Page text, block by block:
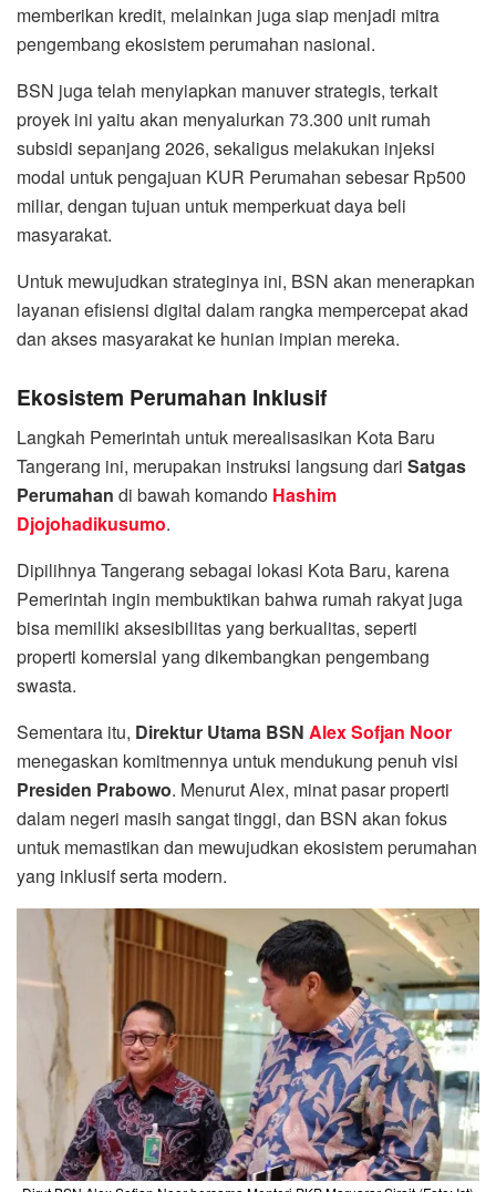
memberikan kredit, melainkan juga siap menjadi mitra
pengembang ekosistem perumahan nasional.
BSN juga telah menyiapkan manuver strategis, terkait
proyek ini yaitu akan menyalurkan 73.300 unit rumah
subsidi sepanjang 2026, sekaligus melakukan injeksi
modal untuk pengajuan KUR Perumahan sebesar Rp500
miliar, dengan tujuan untuk memperkuat daya beli
masyarakat.
Untuk mewujudkan strateginya ini, BSN akan menerapkan
layanan efisiensi digital dalam rangka mempercepat akad
dan akses masyarakat ke hunian impian mereka.
Ekosistem Perumahan Inklusif
Langkah Pemerintah untuk merealisasikan Kota Baru
Tangerang ini, merupakan instruksi langsung dari Satgas
Perumahan di bawah komando Hashim
Djojohadikusumo.
Dipilihnya Tangerang sebagai lokasi Kota Baru, karena
Pemerintah ingin membuktikan bahwa rumah rakyat juga
bisa memiliki aksesibilitas yang berkualitas, seperti
properti komersial yang dikembangkan pengembang
swasta.
Sementara itu, Direktur Utama BSN Alex Sofjan Noor
menegaskan komitmennya untuk mendukung penuh visi
Presiden Prabowo. Menurut Alex, minat pasar properti
dalam negeri masih sangat tinggi, dan BSN akan fokus
untuk memastikan dan mewujudkan ekosistem perumahan
yang inklusif serta modern.